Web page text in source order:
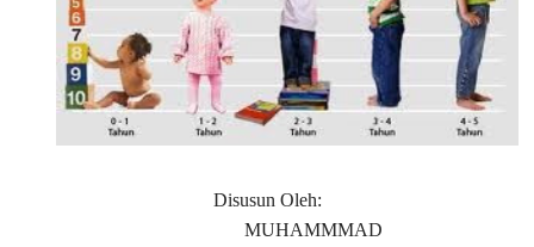
Disusun Oleh:
MUHAMMMAD